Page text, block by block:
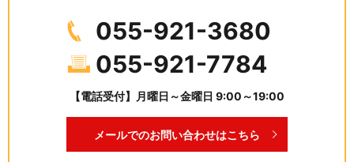
055-921-3680
055-921-7784
【電話受付】月曜日～金曜日 9:00～19:00
メールでのお問い合わせはこちら